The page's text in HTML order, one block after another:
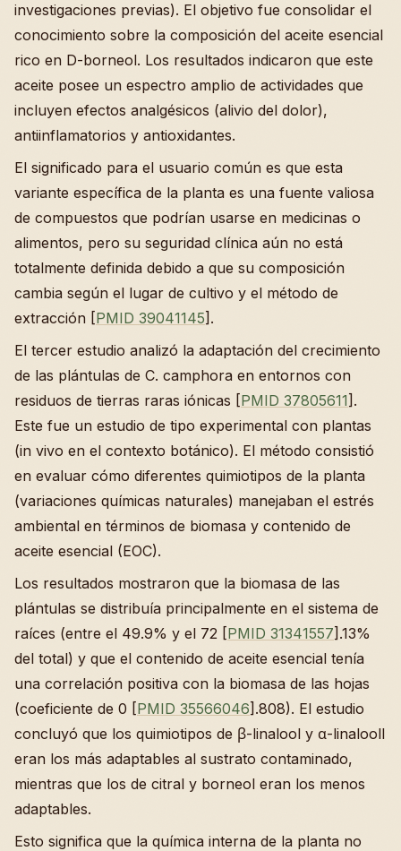
investigaciones previas). El objetivo fue consolidar el
conocimiento sobre la composición del aceite esencial
rico en D-borneol. Los resultados indicaron que este
aceite posee un espectro amplio de actividades que
incluyen efectos analgésicos (alivio del dolor),
antiinflamatorios y antioxidantes.
El significado para el usuario común es que esta
variante específica de la planta es una fuente valiosa
de compuestos que podrían usarse en medicinas o
alimentos, pero su seguridad clínica aún no está
totalmente definida debido a que su composición
cambia según el lugar de cultivo y el método de
extracción [PMID 39041145].
El tercer estudio analizó la adaptación del crecimiento
de las plántulas de C. camphora en entornos con
residuos de tierras raras iónicas [PMID 37805611].
Este fue un estudio de tipo experimental con plantas
(in vivo en el contexto botánico). El método consistió
en evaluar cómo diferentes quimiotipos de la planta
(variaciones químicas naturales) manejaban el estrés
ambiental en términos de biomasa y contenido de
aceite esencial (EOC).
Los resultados mostraron que la biomasa de las
plántulas se distribuía principalmente en el sistema de
raíces (entre el 49.9% y el 72 [PMID 31341557].13%
del total) y que el contenido de aceite esencial tenía
una correlación positiva con la biomasa de las hojas
(coeficiente de 0 [PMID 35566046].808). El estudio
concluyó que los quimiotipos de β-linalool y α-linaloolI
eran los más adaptables al sustrato contaminado,
mientras que los de citral y borneol eran los menos
adaptables.
Esto significa que la química interna de la planta no